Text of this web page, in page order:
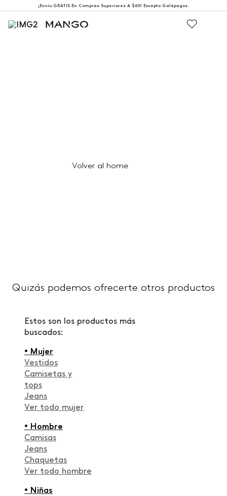
¡Envío GRATIS En Compras Superiores A $60! Excepto Galápagos.
Volver al home
Quizás podemos ofrecerte otros productos
Estos son los productos más
buscados:
• Mujer
Vestidos
Camisetas y
tops
Jeans
Ver todo mujer
• Hombre
Camisas
Jeans
Chaquetas
Ver todo hombre
• Niñas